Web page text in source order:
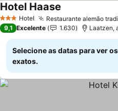
3 EstrelasHotel Restaurante alemão
Hotel Haase
9,1 Excelente 1.630 Laatzen,
Selecione as datas para ver
exatos.